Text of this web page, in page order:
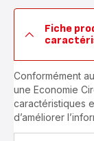
Fiche
Conformément
une Economie
caractéristiques
d’améliorer